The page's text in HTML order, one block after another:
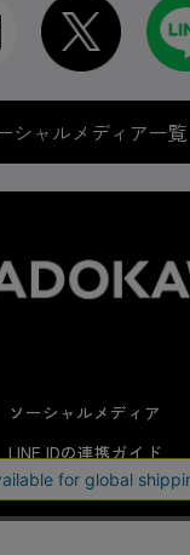
シャルメディア一覧
ソーシャルメディア
LINE IDの連携ガイド
FAQ
向上およびコンテン